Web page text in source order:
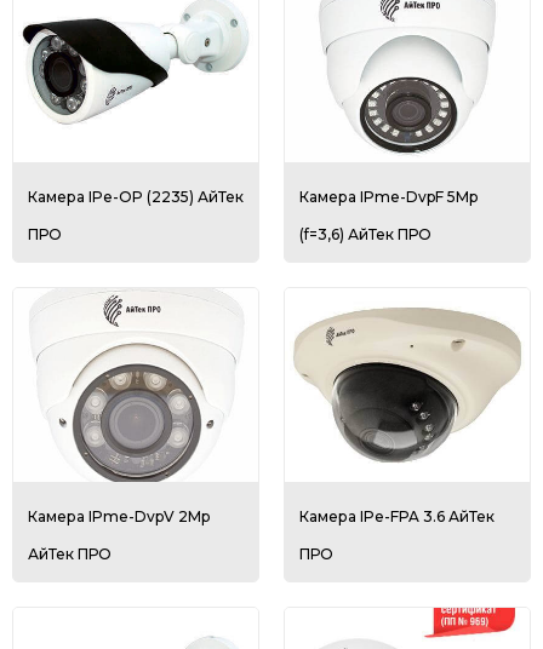
Камера IPe-OP (2235) АйТек
ПРО
Камера IPme-DvpF 5Mp
(f=3,6) АйТек ПРО
Камера IPme-DvpV 2Mp
АйТек ПРО
Камера IPe-FPA 3.6 АйТек
ПРО